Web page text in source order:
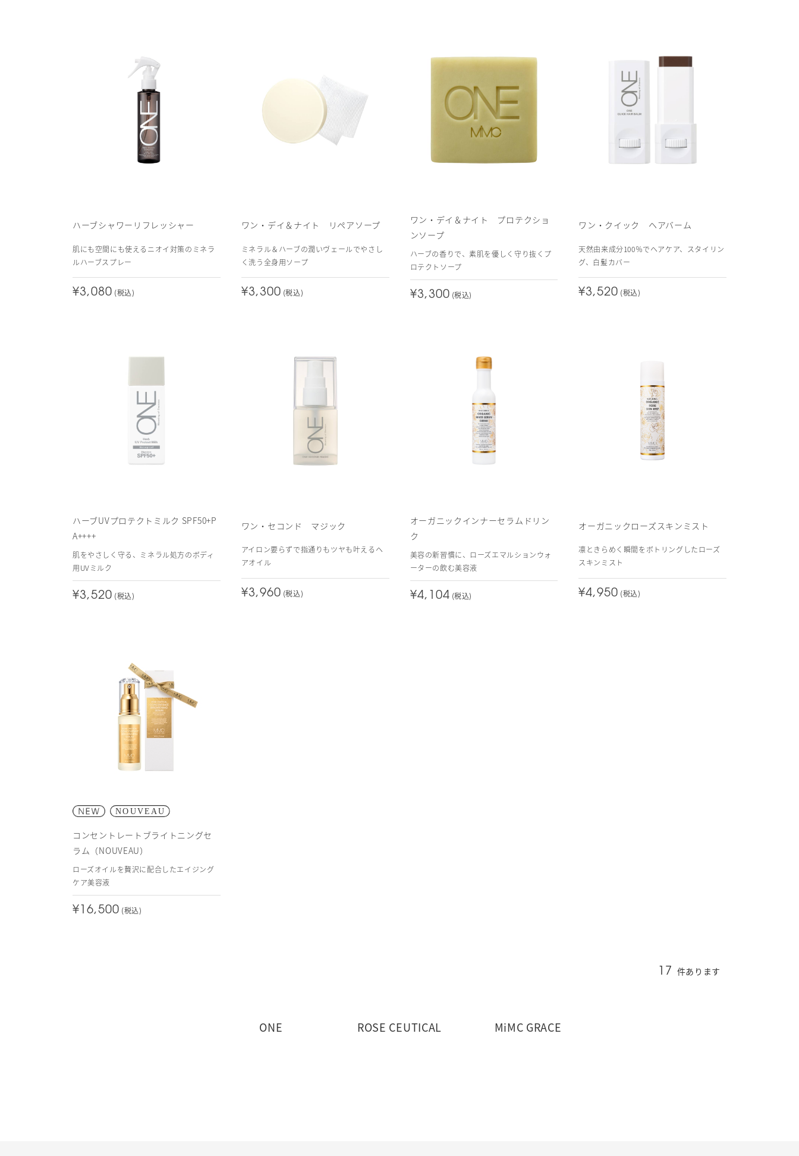
ハーブシャワーリフレッシャー
肌にも空間にも使えるニオイ対策のミネラ
ルハーブスプレー
¥3,080 (税込)
ワン・デイ＆ナイト リペアソープ
ミネラル＆ハーブの潤いヴェールでやさし
く洗う全身用ソープ
¥3,300 (税込)
ワン・デイ＆ナイト プロテクショ
ンソープ
ハーブの香りで、素肌を優しく守り抜くプ
ロテクトソープ
¥3,300 (税込)
ワン・クイック ヘアバーム
天然由来成分100％でヘアケア、スタイリン
グ、白髪カバー
¥3,520 (税込)
ハーブUVプロテクトミルク SPF50+P
A++++
肌をやさしく守る、ミネラル処方のボディ
用UVミルク
¥3,520 (税込)
ワン・セコンド マジック
アイロン要らずで指通りもツヤも叶えるヘ
アオイル
¥3,960 (税込)
オーガニックインナーセラムドリン
ク
美容の新習慣に、ローズエマルションウォ
ーターの飲む美容液
¥4,104 (税込)
オーガニックローズスキンミスト
凛ときらめく瞬間をボトリングしたローズ
スキンミスト
¥4,950 (税込)
コンセントレートブライトニングセ
ラム（NOUVEAU）
ローズオイルを贅沢に配合したエイジング
ケア美容液
¥16,500 (税込)
17 件あります
ONE ROSE CEUTICAL MiMC GRACE